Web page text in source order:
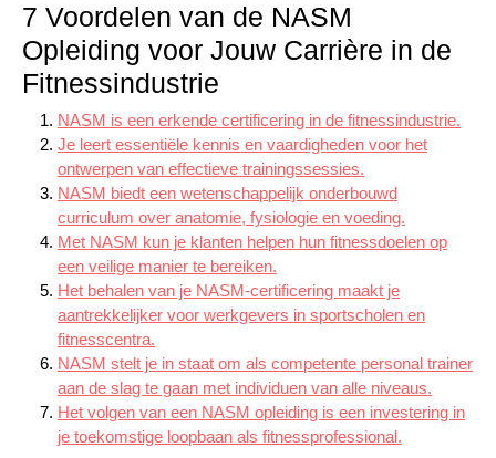
7 Voordelen van de NASM
Opleiding voor Jouw Carrière in de
Fitnessindustrie
NASM is een erkende certificering in de fitnessindustrie.
Je leert essentiële kennis en vaardigheden voor het
ontwerpen van effectieve trainingssessies.
NASM biedt een wetenschappelijk onderbouwd
curriculum over anatomie, fysiologie en voeding.
Met NASM kun je klanten helpen hun fitnessdoelen op
een veilige manier te bereiken.
Het behalen van je NASM-certificering maakt je
aantrekkelijker voor werkgevers in sportscholen en
fitnesscentra.
NASM stelt je in staat om als competente personal trainer
aan de slag te gaan met individuen van alle niveaus.
Het volgen van een NASM opleiding is een investering in
je toekomstige loopbaan als fitnessprofessional.